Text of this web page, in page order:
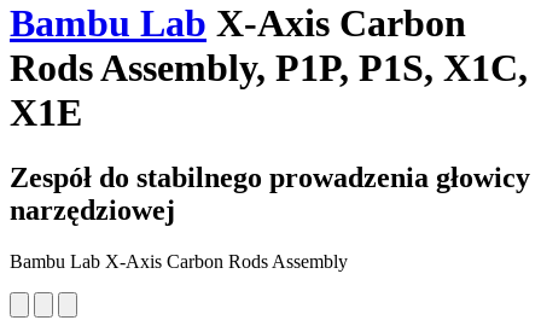
Bambu Lab X-Axis Carbon
Rods Assembly, P1P, P1S, X1C,
X1E
Zespół do stabilnego prowadzenia głowicy
narzędziowej
Bambu Lab X-Axis Carbon Rods Assembly